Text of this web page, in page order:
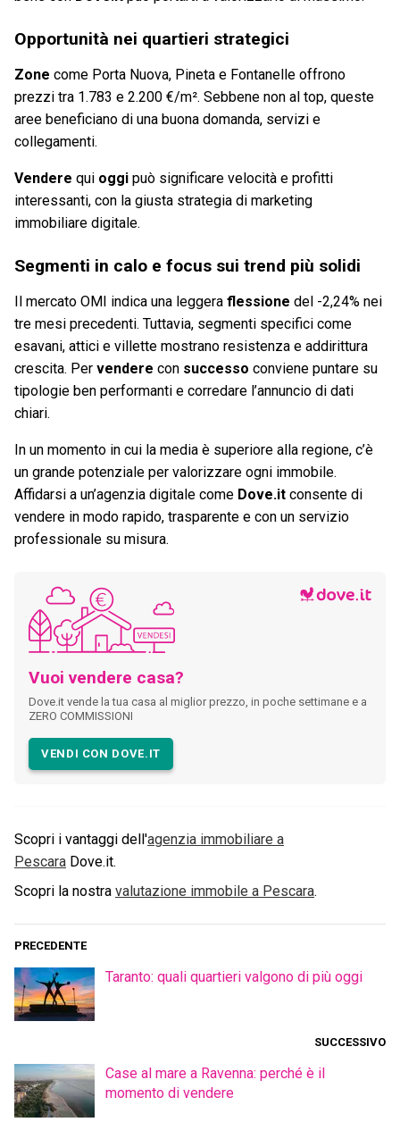
Opportunità nei quartieri strategici
Zone come Porta Nuova, Pineta e Fontanelle offrono
prezzi tra 1.783 e 2.200 €/m². Sebbene non al top, queste
aree beneficiano di una buona domanda, servizi e
collegamenti.
Vendere qui oggi può significare velocità e profitti
interessanti, con la giusta strategia di marketing
immobiliare digitale.
Segmenti in calo e focus sui trend più solidi
Il mercato OMI indica una leggera flessione del -2,24% nei
tre mesi precedenti. Tuttavia, segmenti specifici come
esavani, attici e villette mostrano resistenza e addirittura
crescita. Per vendere con successo conviene puntare su
tipologie ben performanti e corredare l’annuncio di dati
chiari.
In un momento in cui la media è superiore alla regione, c’è
un grande potenziale per valorizzare ogni immobile.
Affidarsi a un’agenzia digitale come Dove.it consente di
vendere in modo rapido, trasparente e con un servizio
professionale su misura.
Vuoi vendere casa?
Dove.it vende la tua casa al miglior prezzo, in poche settimane e a
ZERO COMMISSIONI
VENDI CON DOVE.IT
Scopri i vantaggi dell'agenzia immobiliare a
Pescara Dove.it.
Scopri la nostra valutazione immobile a Pescara.
PRECEDENTE
Taranto: quali quartieri valgono di più oggi
SUCCESSIVO
Case al mare a Ravenna: perché è il
momento di vendere